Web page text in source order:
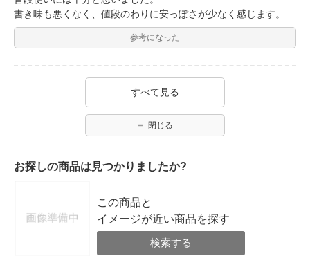
書き味も悪くなく、値段のわりに安っぽさが少なく感じます。
参考になった
すべて見る
閉じる
お探しの商品は見つかりましたか?
この商品と
イメージが近い商品を探す
検索する